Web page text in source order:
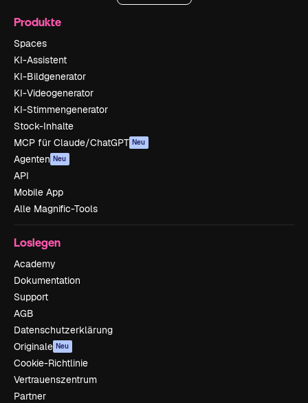
Produkte
Spaces
KI-Assistent
KI-Bildgenerator
KI-Videogenerator
KI-Stimmengenerator
Stock-Inhalte
MCP für Claude/ChatGPT Neu
Agenten Neu
API
Mobile App
Alle Magnific-Tools
Loslegen
Academy
Dokumentation
Support
AGB
Datenschutzerklärung
Originale Neu
Cookie-Richtlinie
Vertrauenszentrum
Partner